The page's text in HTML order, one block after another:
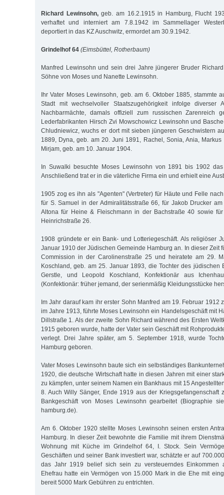
Richard Lewinsohn,geb. am 16.2.1915 in Hamburg, Flucht
verhaftet und interniert am 7.8.1942 im Sammellager
deportiert in das KZ Auschwitz, ermordet am 30.9.1942.
Grindelhof 64 (Eimsbüttel, Rotherbaum)
Manfred Lewinsohn und sein drei Jahre jüngerer Bruder
Söhne von Moses und Nanette Lewinsohn.
Ihr Vater Moses Lewinsohn, geb. am 6. Oktober 1885, stammte
Stadt mit wechselvoller Staatszugehörigkeit infolge diverser
Nachbarmächte, damals offiziell zum russischen Zarenreich
Lederfabrikanten Hirsch Zvi Mowschowicz Lewinsohn und
Chludniewicz, wuchs er dort mit sieben jüngeren Geschwistern
1889, Dyna, geb. am 20. Juni 1891, Rachel, Sonia, Ania,
Mirjam, geb. am 10. Januar 1904.
In Suwalki besuchte Moses Lewinsohn von 1891 bis 1902
Anschließend trat er in die väterliche Firma ein und erhielt eine
1905 zog es ihn als "Agenten" (Vertreter) für Häute und Felle
für S. Samuel in der Admiralitätsstraße 66, für Jakob Drucker
Altona für Heine & Fleischmann in der Bachstraße 40 sowie
Heinrichstraße 26.
1908 gründete er ein Bank- und Lotteriegeschäft. Als religiöser
Januar 1910 der Jüdischen Gemeinde Hamburg an. In dieser Zeit
Commission in der Carolinenstraße 25 und heiratete am 29.
Koschland, geb. am 25. Januar 1893, die Tochter des jüdischen
Gerstle, und Leopold Koschland, Konfektionär aus
(Konfektionär: früher jemand, der serienmäßig Kleidungsstücke
Im Jahr darauf kam ihr erster Sohn Manfred am 19. Februar 1912
im Jahre 1913, führte Moses Lewinsohn ein Handelsgeschäft mit
Dillstraße 1. Als der zweite Sohn Richard während des Ersten
1915 geboren wurde, hatte der Vater sein Geschäft mit
verlegt. Drei Jahre später, am 5. September 1918, wurde
Hamburg geboren.
Vater Moses Lewinsohn baute sich ein selbständiges
1920, die deutsche Wirtschaft hatte in diesen Jahren mit einer
zu kämpfen, unter seinem Namen ein Bankhaus mit 15
8. Auch Willy Sänger, Ende 1919 aus der Kriegsgefangenschaft
Bankgeschäft von Moses Lewinsohn gearbeitet (Biographie
hamburg.de).
Am 6. Oktober 1920 stellte Moses Lewinsohn seinen ersten
Hamburg. In dieser Zeit bewohnte die Familie mit ihrem
Wohnung mit Küche im Grindelhof 64, I. Stock. Sein
Geschäften und seiner Bank investiert war, schätzte er auf
das Jahr 1919 belief sich sein zu versteuerndes Einkommen
Ehefrau hatte ein Vermögen von 15.000 Mark in die Ehe mit
bereit 5000 Mark Gebühren zu entrichten.